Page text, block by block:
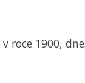
roce 1900,